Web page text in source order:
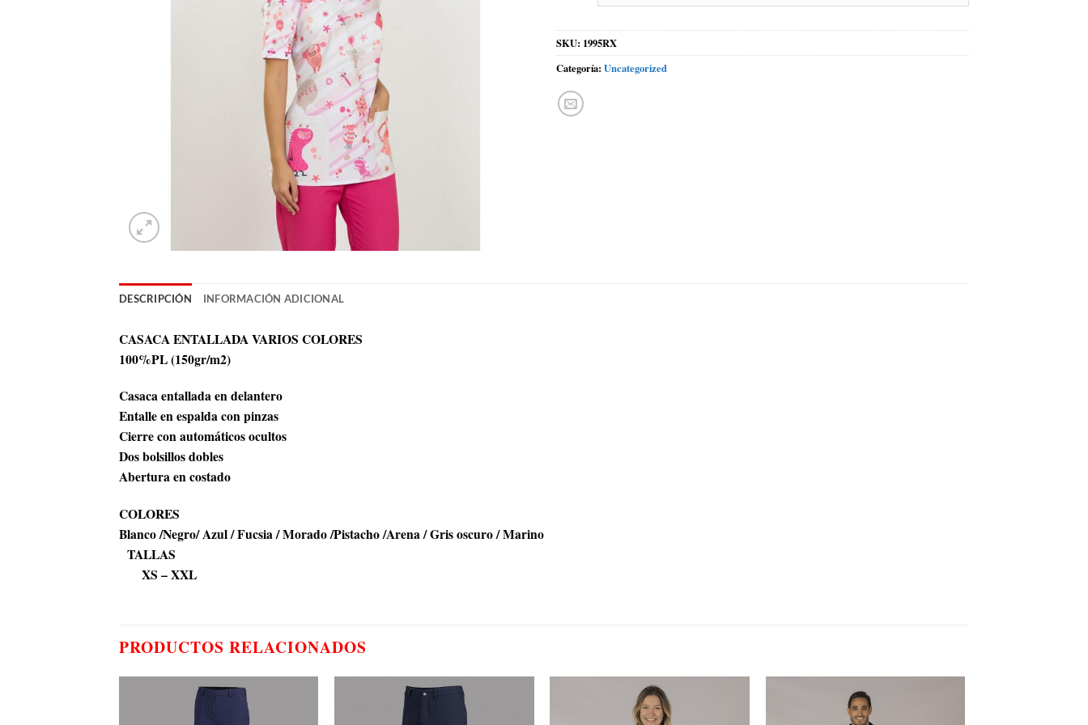
SKU: 1995RX
Categoría: Uncategorized
DESCRIPCIÓN INFORMACIÓN ADICIONAL
CASACA ENTALLADA VARIOS COLORES
100%PL (150gr/m2)
Casaca entallada en delantero
Entalle en espalda con pinzas
Cierre con automáticos ocultos
Dos bolsillos dobles
Abertura en costado
COLORES
Blanco /Negro/ Azul / Fucsia / Morado /Pistacho /Arena / Gris oscuro / Marino
TALLAS
XS – XXL
PRODUCTOS RELACIONADOS